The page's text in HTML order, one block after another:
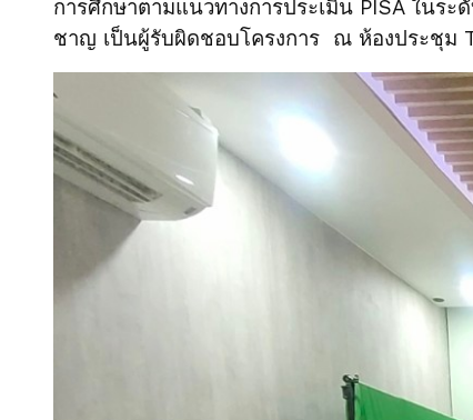
การศึกษาตามแนวทางการประเมิน PISA ใน
ชาญ เป็นผู้รับผิดชอบโครงการ ณ ห้องประชุม